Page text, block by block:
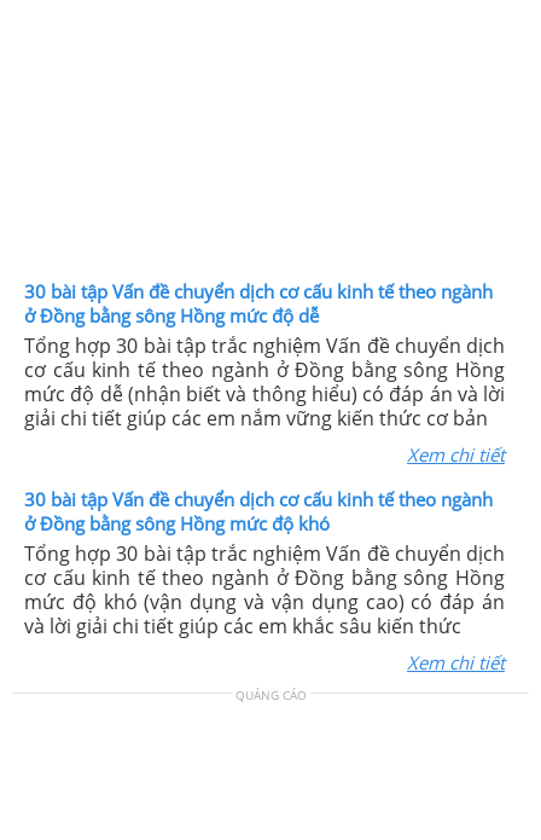
30 bài tập Vấn đề chuyển dịch cơ cấu kinh tế theo ngành
ở Đồng bằng sông Hồng mức độ dễ
Tổng hợp 30 bài tập trắc nghiệm Vấn đề chuyển dịch
cơ cấu kinh tế theo ngành ở Đồng bằng sông Hồng
mức độ dễ (nhận biết và thông hiểu) có đáp án và lời
giải chi tiết giúp các em nắm vững kiến thức cơ bản
Xem chi tiết
30 bài tập Vấn đề chuyển dịch cơ cấu kinh tế theo ngành
ở Đồng bằng sông Hồng mức độ khó
Tổng hợp 30 bài tập trắc nghiệm Vấn đề chuyển dịch
cơ cấu kinh tế theo ngành ở Đồng bằng sông Hồng
mức độ khó (vận dụng và vận dụng cao) có đáp án
và lời giải chi tiết giúp các em khắc sâu kiến thức
Xem chi tiết
QUẢNG CÁO